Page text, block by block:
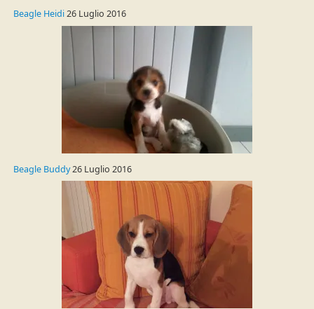
Beagle Heidi26 Luglio 2016
Beagle Buddy26 Luglio 2016